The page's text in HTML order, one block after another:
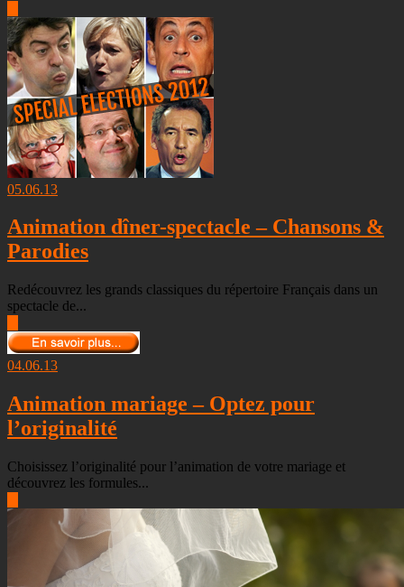
05.06.13
Animation dîner-spectacle – Chansons &
Parodies
Redécouvrez les grands classiques du répertoire Français dans un
spectacle de...
04.06.13
Animation mariage – Optez pour
l’originalité
Choisissez l’originalité pour l’animation de votre mariage et
découvrez les formules...